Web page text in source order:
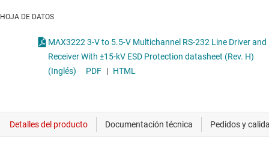
HOJA DE DATOS
MAX3222 3-V to 5.5-V Multichannel RS-232 Line Driver and
Receiver With ±15-kV ESD Protection datasheet (Rev. H)
(Inglés)
PDF | HTML